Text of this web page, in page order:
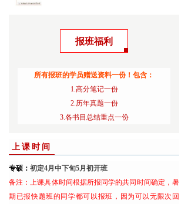
报班福利
所有报班的学员赠送资料一份！包含：
1.高分笔记一份
2.历年真题一份
3.各书目总结重点一份
上课时间
专硕： 初定4月中下旬5月初开班
备注：上课具体时间根据所报同学的共同时间确定，暑
期已报快题班的同学都可以报班，因为可以无限次回